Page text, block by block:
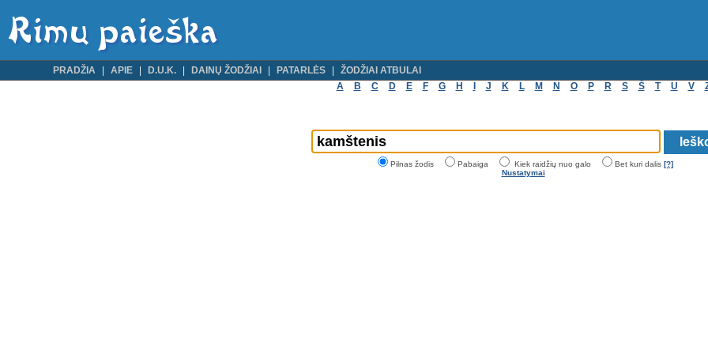
PRADŽIA APIE D.U.K. DAINŲ ŽODŽIAI PATARLĖS
ŽODŽIAI ATBULAI
A
B C D E F G H J K L M N O P R S Š T U V
Pilnas žodis Pabaiga Kiek raidžių nuo galo Bet kuri dalis [?]
Nustatymai